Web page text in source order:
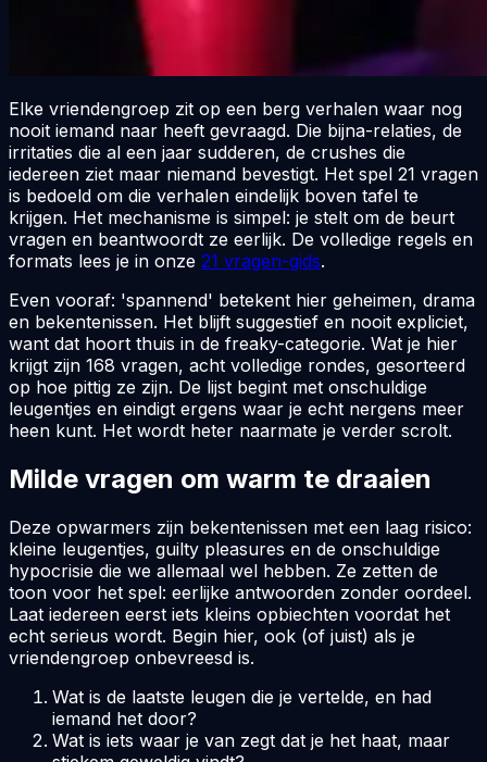
Elke vriendengroep zit op een berg verhalen waar nog
nooit iemand naar heeft gevraagd. Die bijna-relaties, de
irritaties die al een jaar sudderen, de crushes die
iedereen ziet maar niemand bevestigt. Het spel 21 vragen
is bedoeld om die verhalen eindelijk boven tafel te
krijgen. Het mechanisme is simpel: je stelt om de beurt
vragen en beantwoordt ze eerlijk. De volledige regels en
formats lees je in onze 21 vragen-gids.
Even vooraf: 'spannend' betekent hier geheimen, drama
en bekentenissen. Het blijft suggestief en nooit expliciet,
want dat hoort thuis in de freaky-categorie. Wat je hier
krijgt zijn 168 vragen, acht volledige rondes, gesorteerd
op hoe pittig ze zijn. De lijst begint met onschuldige
leugentjes en eindigt ergens waar je echt nergens meer
heen kunt. Het wordt heter naarmate je verder scrolt.
Milde vragen om warm te draaien
Deze opwarmers zijn bekentenissen met een laag risico:
kleine leugentjes, guilty pleasures en de onschuldige
hypocrisie die we allemaal wel hebben. Ze zetten de
toon voor het spel: eerlijke antwoorden zonder oordeel.
Laat iedereen eerst iets kleins opbiechten voordat het
echt serieus wordt. Begin hier, ook (of juist) als je
vriendengroep onbevreesd is.
Wat is de laatste leugen die je vertelde, en had
iemand het door?
Wat is iets waar je van zegt dat je het haat, maar